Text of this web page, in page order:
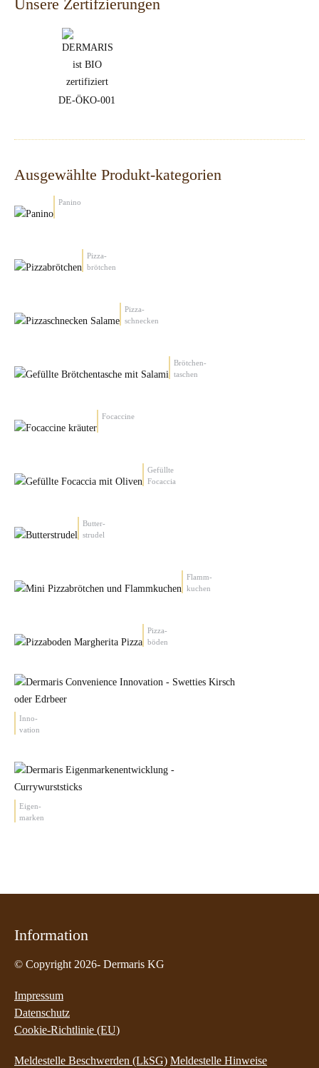
Unsere Zertifzierungen
DE-ÖKO-001
Ausgewählte Produkt-kategorien
Panino
Pizza-
brötchen
Pizza-
schnecken
Brötchen-
taschen
Focaccine
Gefüllte
Focaccia
Butter-
strudel
Flamm-
kuchen
Pizza-
böden
Inno-
vation
Eigen-
marken
Information
© Copyright 2026- Dermaris KG
Impressum
Datenschutz
Cookie-Richtlinie (EU)
Meldestelle Beschwerden (LkSG) Meldestelle Hinweise